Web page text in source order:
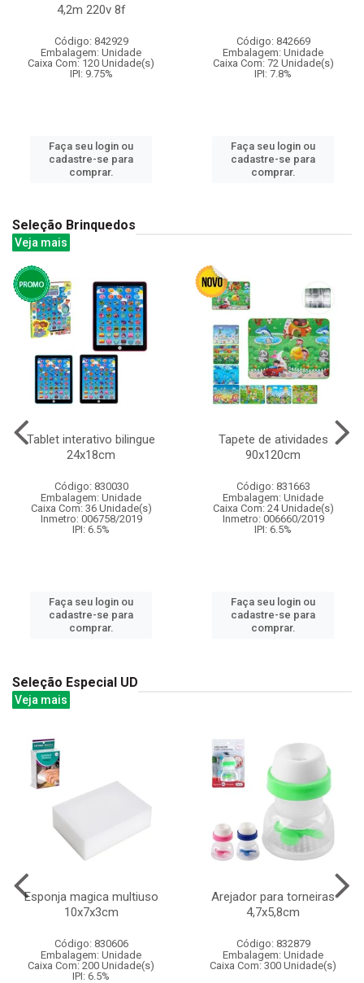
4,2m 220v 8f
Código: 842929
Embalagem: Unidade
Caixa Com: 120 Unidade(s)
IPI: 9.75%
Faça seu login ou
cadastre-se para
comprar.
Código: 842669
Embalagem: Unidade
Caixa Com: 72 Unidade(s)
IPI: 7.8%
Faça seu login ou
cadastre-se para
comprar.
Seleção Brinquedos
Veja mais
Tablet interativo bilingue
24x18cm
Código: 830030
Embalagem: Unidade
Caixa Com: 36 Unidade(s)
Inmetro: 006758/2019
IPI: 6.5%
Faça seu login ou
cadastre-se para
comprar.
Tapete de atividades
90x120cm
Código: 831663
Embalagem: Unidade
Caixa Com: 24 Unidade(s)
Inmetro: 006660/2019
IPI: 6.5%
Faça seu login ou
cadastre-se para
comprar.
Seleção Especial UD
Veja mais
Esponja magica multiuso
10x7x3cm
Código: 830606
Embalagem: Unidade
Caixa Com: 200 Unidade(s)
IPI: 6.5%
Arejador para torneiras
4,7x5,8cm
Código: 832879
Embalagem: Unidade
Caixa Com: 300 Unidade(s)